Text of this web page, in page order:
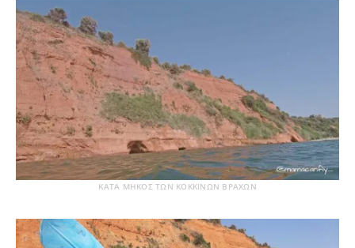
ΚΑΤΑ ΜΗΚΟΣ ΤΩΝ ΚΟΚΚΙΝΩΝ ΒΡΑΧΩΝ